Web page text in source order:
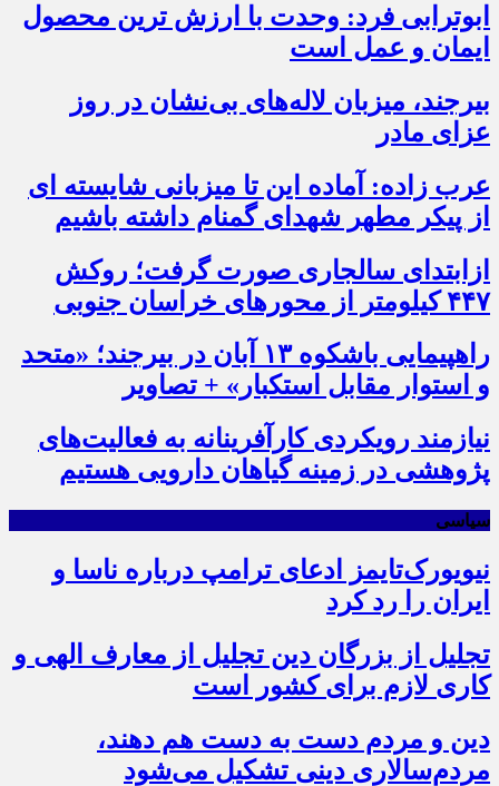
ابوترابی فرد: وحدت با ارزش ترین محصول
ایمان و عمل است
بیرجند، میزبان لاله‌های بی‌نشان در روز
عزای مادر
عرب زاده: آماده این تا میزبانی شایسته ای
از پیکر مطهر شهدای گمنام داشته باشیم
ازابتدای سالجاری صورت گرفت؛ روکش
۴۴۷ کیلومتر از محورهای خراسان جنوبی
راهپیمایی باشکوه ۱۳ آبان در بیرجند؛ «متحد
و استوار مقابل استکبار» + تصاویر
نیازمند رویکردی کارآفرینانه به فعالیت‌های
پژوهشی در زمینه گیاهان دارویی هستیم
سیاسی
نیویورک‌تایمز ادعای ترامپ درباره ناسا و
ایران را رد کرد
تجلیل از بزرگان دین تجلیل از معارف الهی و
کاری لازم برای کشور است
دین و مردم دست به‌ دست هم دهند،
مردم‌سالاری دینی تشکیل می‌شود